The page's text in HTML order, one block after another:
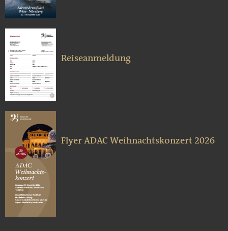
Reiseanmeldung
Flyer ADAC Weihnachtskonzert 2026